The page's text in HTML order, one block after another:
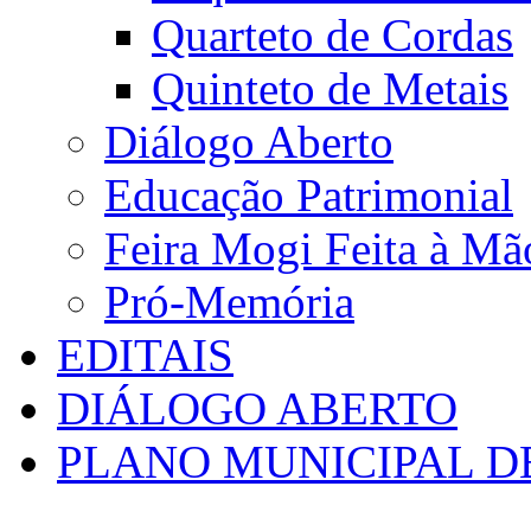
Quarteto de Cordas
Quinteto de Metais
Diálogo Aberto
Educação Patrimonial
Feira Mogi Feita à
Pró-Memória
EDITAIS
DIÁLOGO ABERTO
PLANO MUNICIPAL